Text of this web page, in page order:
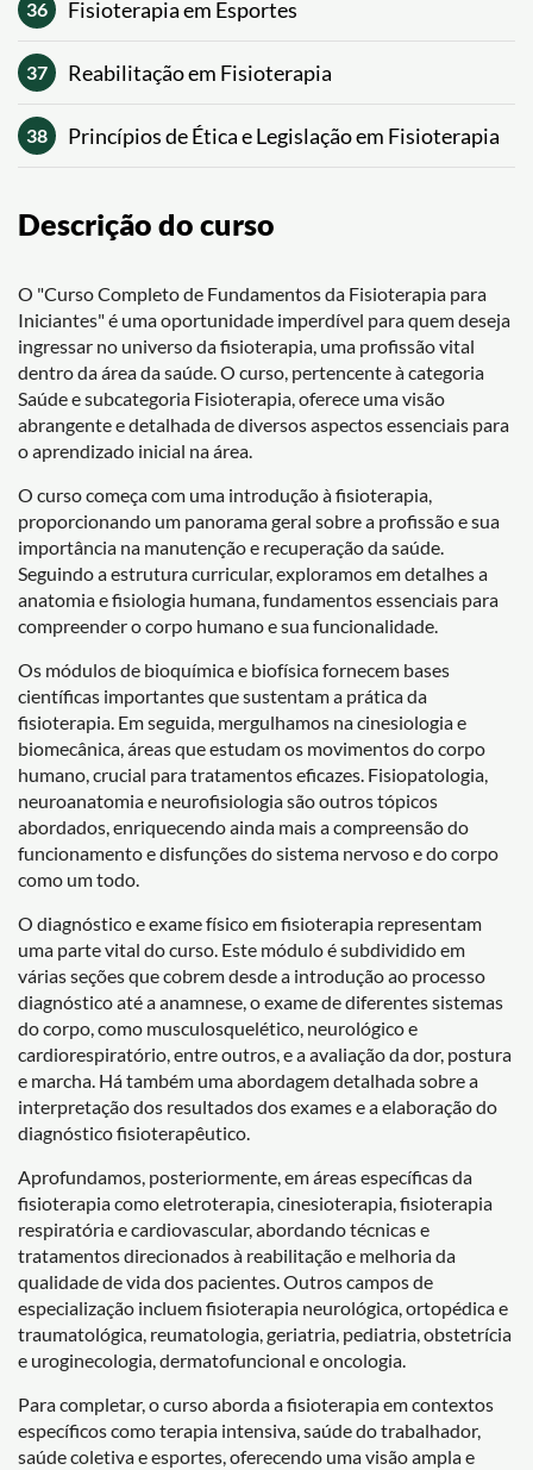
36 Fisioterapia em Esportes
37 Reabilitação em Fisioterapia
38 Princípios de Ética e Legislação em Fisioterapia
Descrição do curso
O "Curso Completo de Fundamentos da Fisioterapia para
Iniciantes" é uma oportunidade imperdível para quem deseja
ingressar no universo da fisioterapia, uma profissão vital
dentro da área da saúde. O curso, pertencente à categoria
Saúde e subcategoria Fisioterapia, oferece uma visão
abrangente e detalhada de diversos aspectos essenciais para
o aprendizado inicial na área.
O curso começa com uma introdução à fisioterapia,
proporcionando um panorama geral sobre a profissão e sua
importância na manutenção e recuperação da saúde.
Seguindo a estrutura curricular, exploramos em detalhes a
anatomia e fisiologia humana, fundamentos essenciais para
compreender o corpo humano e sua funcionalidade.
Os módulos de bioquímica e biofísica fornecem bases
científicas importantes que sustentam a prática da
fisioterapia. Em seguida, mergulhamos na cinesiologia e
biomecânica, áreas que estudam os movimentos do corpo
humano, crucial para tratamentos eficazes. Fisiopatologia,
neuroanatomia e neurofisiologia são outros tópicos
abordados, enriquecendo ainda mais a compreensão do
funcionamento e disfunções do sistema nervoso e do corpo
como um todo.
O diagnóstico e exame físico em fisioterapia representam
uma parte vital do curso. Este módulo é subdividido em
várias seções que cobrem desde a introdução ao processo
diagnóstico até a anamnese, o exame de diferentes sistemas
do corpo, como musculosquelético, neurológico e
cardiorespiratório, entre outros, e a avaliação da dor, postura
e marcha. Há também uma abordagem detalhada sobre a
interpretação dos resultados dos exames e a elaboração do
diagnóstico fisioterapêutico.
Aprofundamos, posteriormente, em áreas específicas da
fisioterapia como eletroterapia, cinesioterapia, fisioterapia
respiratória e cardiovascular, abordando técnicas e
tratamentos direcionados à reabilitação e melhoria da
qualidade de vida dos pacientes. Outros campos de
especialização incluem fisioterapia neurológica, ortopédica e
traumatológica, reumatologia, geriatria, pediatria, obstetrícia
e uroginecologia, dermatofuncional e oncologia.
Para completar, o curso aborda a fisioterapia em contextos
específicos como terapia intensiva, saúde do trabalhador,
saúde coletiva e esportes, oferecendo uma visão ampla e